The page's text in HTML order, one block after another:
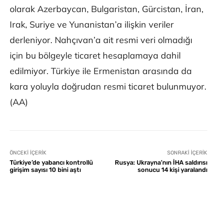
olarak Azerbaycan, Bulgaristan, Gürcistan, İran,
Irak, Suriye ve Yunanistan’a ilişkin veriler
derleniyor. Nahçıvan’a ait resmi veri olmadığı
için bu bölgeyle ticaret hesaplamaya dahil
edilmiyor. Türkiye ile Ermenistan arasında da
kara yoluyla doğrudan resmi ticaret bulunmuyor.
(AA)
ÖNCEKI İÇERIK
Türkiye’de yabancı kontrollü
girişim sayısı 10 bini aştı
SONRAKI İÇERIK
Rusya: Ukrayna’nın İHA saldırısı
sonucu 14 kişi yaralandı